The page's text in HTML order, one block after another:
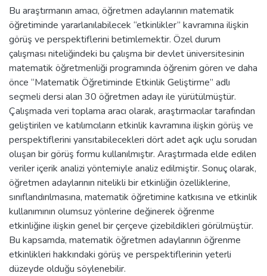
Bu araştırmanın amacı, öğretmen adaylarının matematik
öğretiminde yararlanılabilecek “etkinlikler” kavramına ilişkin
görüş ve perspektiflerini betimlemektir. Özel durum
çalışması niteliğindeki bu çalışma bir devlet üniversitesinin
matematik öğretmenliği programında öğrenim gören ve daha
önce “Matematik Öğretiminde Etkinlik Geliştirme” adlı
seçmeli dersi alan 30 öğretmen adayı ile yürütülmüştür.
Çalışmada veri toplama aracı olarak, araştırmacılar tarafından
geliştirilen ve katılımcıların etkinlik kavramına ilişkin görüş ve
perspektiflerini yansıtabilecekleri dört adet açık uçlu sorudan
oluşan bir görüş formu kullanılmıştır. Araştırmada elde edilen
veriler içerik analizi yöntemiyle analiz edilmiştir. Sonuç olarak,
öğretmen adaylarının nitelikli bir etkinliğin özelliklerine,
sınıflandırılmasına, matematik öğretimine katkısına ve etkinlik
kullanımının olumsuz yönlerine değinerek öğrenme
etkinliğine ilişkin genel bir çerçeve çizebildikleri görülmüştür.
Bu kapsamda, matematik öğretmen adaylarının öğrenme
etkinlikleri hakkındaki görüş ve perspektiflerinin yeterli
düzeyde olduğu söylenebilir.